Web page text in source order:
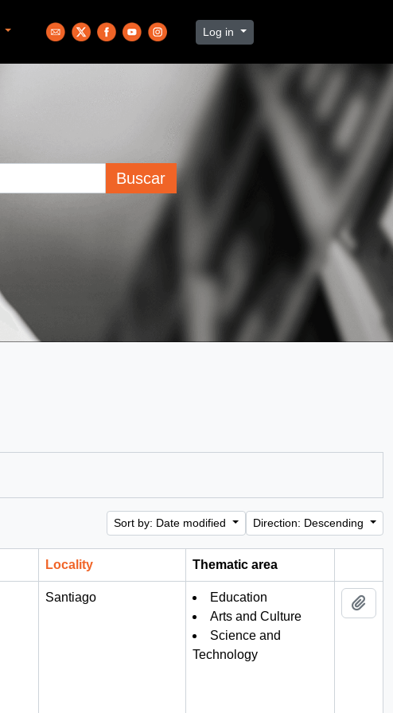
Log in
Buscar
Sort by: Date modified Direction: Descending
Locality
Thematic area
Santiago
Education
Arts and Culture
Science and
Technology